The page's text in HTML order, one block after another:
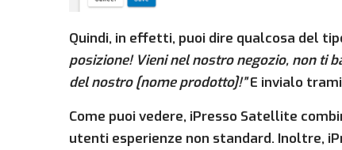
Quindi, in effetti, puoi dire qualcosa del
posizione! Vieni nel nostro negozio, non ti
del nostro [nome prodotto]!”E invialo
Come puoi vedere, iPresso Satellite
utenti esperienze non standard. Inoltre,